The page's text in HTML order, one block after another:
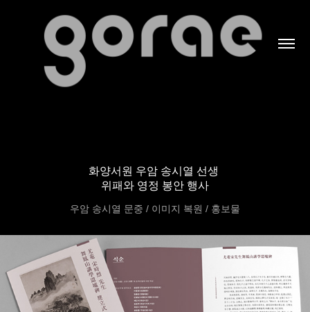
화양서원 우암 송시열 선생
위패와 영정 봉안 행사
우암 송시열 문중 / 이미지 복원 / 홍보물